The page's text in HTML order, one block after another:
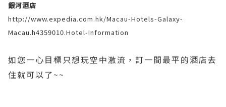
銀河酒店
http://www.expedia.com.hk/Macau-Hotels-Galaxy-
Macau.h4359010.Hotel-Information
如您一心目標只想玩空中激流，訂一間最平的酒店去
住就可以了~~